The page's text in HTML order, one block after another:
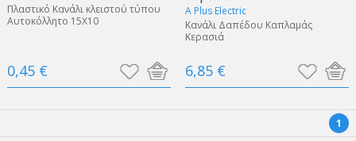
Πλαστικό Κανάλι κλειστού τύπου
Αυτοκόλλητο 15Χ10
0,45 €
A Plus Electric
Κανάλι Δαπέδου Καπλαμάς
Κερασιά
6,85 €
1